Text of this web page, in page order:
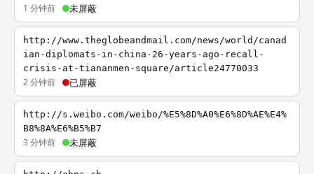
1 分钟前 未屏蔽
http://www.theglobeandmail.com/news/world/canad
ian-diplomats-in-china-26-years-ago-recall-
crisis-at-tiananmen-square/article24770033
2 分钟前 已屏蔽
http://s.weibo.com/weibo/%E5%8D%A0%E6%8D%AE%E4%
B8%8A%E6%B5%B7
3 分钟前 未屏蔽